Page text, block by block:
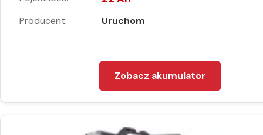
Producent: Uruchom
Zobacz akumulator